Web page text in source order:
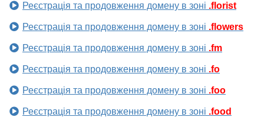
Реєстрація та продовження домену в зоні .florist
Реєстрація та продовження домену в зоні .flowers
Реєстрація та продовження домену в зоні .fm
Реєстрація та продовження домену в зоні .fo
Реєстрація та продовження домену в зоні .foo
Реєстрація та продовження домену в зоні .food